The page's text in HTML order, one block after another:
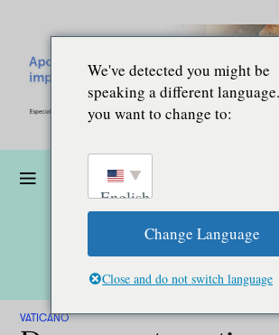
VATICANO
We've detected you might be
speaking a different
you want to change to:
English
Change Language
Close and do not switch language